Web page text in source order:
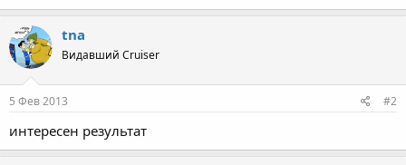
tna
Видавший Cruiser
5 Фев 2013 #2
интересен результат